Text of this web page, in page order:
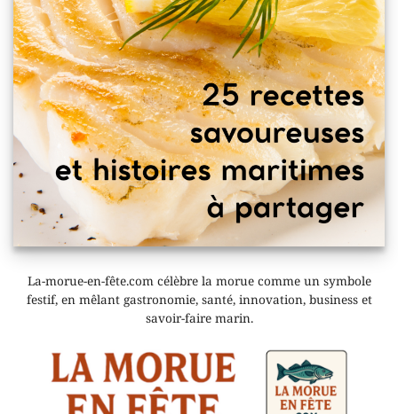
La-morue-en-fête.com célèbre la morue comme un symbole
festif, en mêlant gastronomie, santé, innovation, business et
savoir-faire marin.